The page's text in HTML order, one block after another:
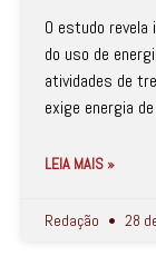
O estudo
do uso de
atividades de
exige energia
LEIA MAIS »
Redação 28